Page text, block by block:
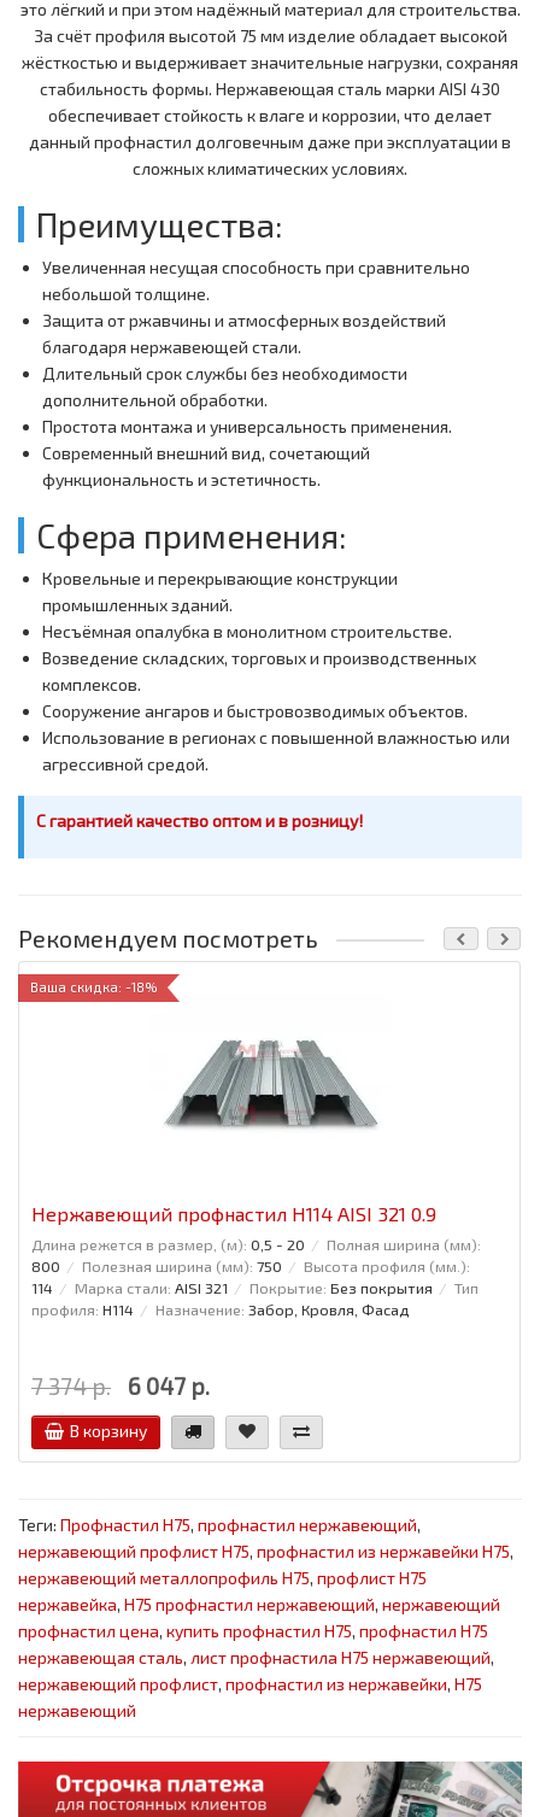
это лёгкий и при этом надёжный материал для строительства.
За счёт профиля высотой 75 мм изделие обладает высокой
жёсткостью и выдерживает значительные нагрузки, сохраняя
стабильность формы. Нержавеющая сталь марки AISI 430
обеспечивает стойкость к влаге и коррозии, что делает
данный профнастил долговечным даже при эксплуатации в
сложных климатических условиях.
Преимущества:
Увеличенная несущая способность при сравнительно
небольшой толщине.
Защита от ржавчины и атмосферных воздействий
благодаря нержавеющей стали.
Длительный срок службы без необходимости
дополнительной обработки.
Простота монтажа и универсальность применения.
Современный внешний вид, сочетающий
функциональность и эстетичность.
Сфера применения:
Кровельные и перекрывающие конструкции
промышленных зданий.
Несъёмная опалубка в монолитном строительстве.
Возведение складских, торговых и производственных
комплексов.
Сооружение ангаров и быстровозводимых объектов.
Использование в регионах с повышенной влажностью или
агрессивной средой.
С гарантией качество оптом и в розницу!
Рекомендуем посмотреть
Ваша скидка: -18%
Нержавеющий профнастил Н114 AISI 321 0.9
Длина режется в размер, (м): 0,5 - 20
Полная ширина (мм):
800
Полезная ширина (мм): 750
Высота профиля (мм.):
114
Марка стали: AISI 321 Покрытие: Без покрытия
Тип
профиля: Н114 Назначение: Забор, Кровля, Фасад
7 374 р. 6 047 р.
В корзину
Теги: Профнастил Н75, профнастил нержавеющий,
нержавеющий профлист Н75, профнастил из нержавейки Н75,
нержавеющий металлопрофиль Н75, профлист Н75
нержавейка, Н75 профнастил нержавеющий, нержавеющий
профнастил цена, купить профнастил Н75, профнастил Н75
нержавеющая сталь, лист профнастила Н75 нержавеющий,
нержавеющий профлист, профнастил из нержавейки, Н75
нержавеющий